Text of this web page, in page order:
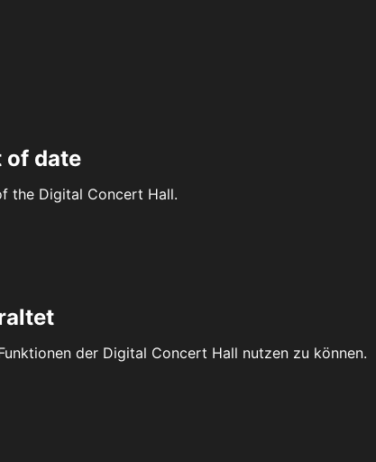
of date
the Digital Concert Hall.
der Digital Concert Hall nutzen zu können.